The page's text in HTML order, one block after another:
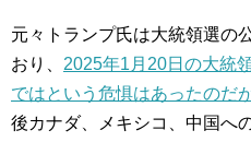
元々トランプ氏は大統領選の
おり、 2025年1月20日の大統
ではという危惧はあったのだ
後カナダ、メキシコ、中国へ